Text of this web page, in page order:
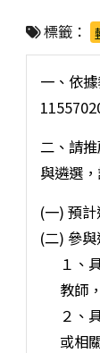
標籤：
一、依
二、請
與遴選
(一) 預
(二) 參
１、
教師
２、
或相